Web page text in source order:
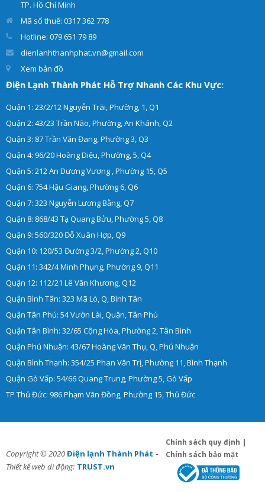
TP. Hồ Chí Minh
Mã số thuế: 0317 362 778
Hotline: 079 651 79 89
dienlanhthanhphat.vn@gmail.com
Xem bản đồ
Điện Lạnh Thành Phát Hỗ Trợ Nhanh Các Khu Vực:
Quận 1: 23/2/12 Nguyễn Trãi, Phường, 1, Q1
Quận 2: 43/23 Trần Não, Phường, An Khánh, Q2
Quận 3: 87 Trần Văn Đang, Phường 3, Q3
Quận 4: 96/20 Hoàng Diệu, Phường, 5, Q4
Quận 5: 212 An Dương Vương , Phường 15, Q5
Quận 6: 754 Hậu Giang, Phường 6, Q6
Quận 7: 323 Nguyễn Lương Bằng, Q7
Quận 8: 868/43 Tạ Quang Bửu, Phường 5, Q8
Quận 9: 560/320 Đỗ Xuân Hợp, Q9
Quận 10: 120/53 Đường 3/2, Phường 2, Q10
Quận 11: 342/4 Minh Phụng, Phường 9, Q11
Quận 12: 112/21 Lê Văn Khương, Q12
Quận Bình Tân: 323 Mã Lò, Q, Bình Tân
Quận Tân Phú: 54 Vườn Lài, Quận, Tân Phú
Quận Tân Bình: 32/65 Cộng Hòa, Phường 2, Tân Bình
Quận Phú Nhuận: 43/67 Hoàng Văn Thụ, Q, Phú Nhuận
Quận Bình Thạnh: 354/25 Phan Văn Trị, Phường 11, Bình Thạnh
Quận Gò Vấp: 54/66 Quang Trung, Phường 5, Gò Vấp
TP Thủ Đức: 986 Phạm Văn Đồng, Phường 15, Thủ Đức
Copyright © 2020Điện lạnh Thành Phát -
Thiết kế web di động: TRUST.vn
Chính sách quy định |
Chính sách bảo mật